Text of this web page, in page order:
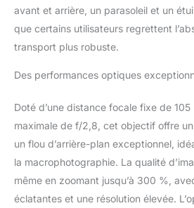
Nikon
réduire
intégrée à
incorporé
photo et
prises de
même en
faible
monture
avant et arrière, un parasoleil et un
que certains utilisateurs regrettent
transport plus robuste.
Des performances optiques
Doté d’une distance focale fixe de
maximale de f/2,8, cet objectif offre
un flou d’arrière-plan exceptionnel,
la macrophotographie. La qualité
même en zoomant jusqu’à 300 %,
éclatantes et une résolution élevée.